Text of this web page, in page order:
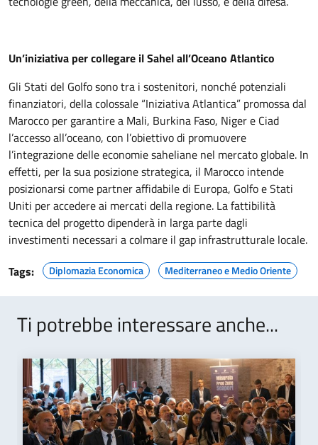
Un’iniziativa per collegare il Sahel all’Oceano Atlantico
Gli Stati del Golfo sono tra i sostenitori, nonché potenziali
finanziatori, della colossale “Iniziativa Atlantica” promossa dal
Marocco per garantire a Mali, Burkina Faso, Niger e Ciad
l’accesso all’oceano, con l’obiettivo di promuovere
l’integrazione delle economie saheliane nel mercato globale. In
effetti, per la sua posizione strategica, il Marocco intende
posizionarsi come partner affidabile di Europa, Golfo e Stati
Uniti per accedere ai mercati della regione. La fattibilità
tecnica del progetto dipenderà in larga parte dagli
investimenti necessari a colmare il gap infrastrutturale locale.
Tags:
Diplomazia Economica Mediterraneo e Medio Oriente
Ti potrebbe interessare anche...